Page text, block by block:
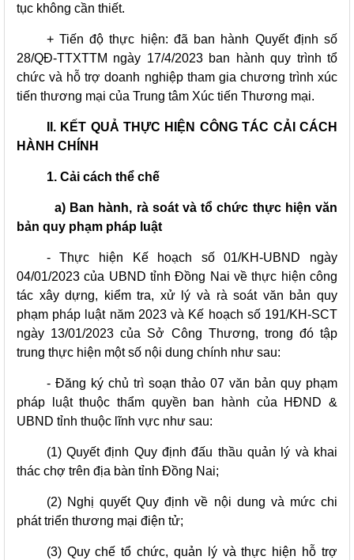
tục không cần thiết.
+ Tiến độ thực hiện: đã ban hành Quyết định số
28/QĐ-TTXTTM ngày 17/4/2023 ban hành quy trình tổ
chức và hỗ trợ doanh nghiệp tham gia chương trình xúc
tiến thương mại của Trung tâm Xúc tiến Thương mại.
II. KẾT QUẢ THỰC HIỆN CÔNG TÁC CẢI CÁCH
HÀNH CHÍNH
1. Cải cách thể chế
a) Ban hành, rà soát và tổ chức thực hiện văn
bản quy phạm pháp luật
- Thực hiện Kế hoạch số 01/KH-UBND ngày
04/01/2023 của UBND tỉnh Đồng Nai về thực hiện công
tác xây dựng, kiểm tra, xử lý và rà soát văn bản quy
phạm pháp luật năm 2023 và Kế hoạch số 191/KH-SCT
ngày 13/01/2023 của Sở Công Thương, trong đó tập
trung thực hiện một số nội dung chính như sau:
- Đăng ký chủ trì soạn thảo 07 văn bản quy phạm
pháp luật thuộc thẩm quyền ban hành của HĐND &
UBND tỉnh thuộc lĩnh vực như sau:
(1) Quyết định Quy định đấu thầu quản lý và khai
thác chợ trên địa bàn tỉnh Đồng Nai;
(2) Nghị quyết Quy định về nội dung và mức chi
phát triển thương mại điện tử;
(3) Quy chế tổ chức, quản lý và thực hiện hỗ trợ